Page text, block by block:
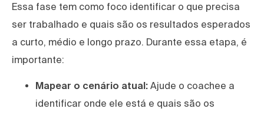
Essa fase tem como foco identificar o que precisa
ser trabalhado e quais são os resultados esperados
a curto, médio e longo prazo. Durante essa etapa, é
importante:
Mapear o cenário atual: Ajude o coachee a
identificar onde ele está e quais são os